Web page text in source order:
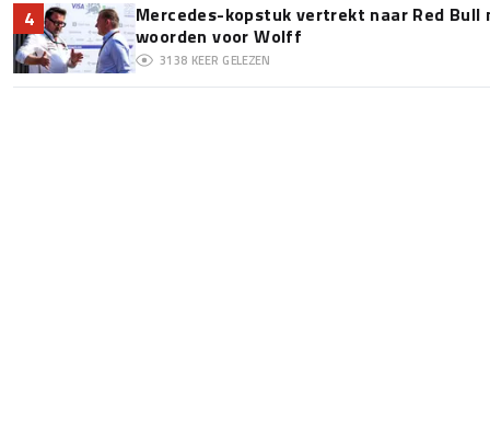
4
Mercedes-kopstuk vertrekt naar Red
woorden voor Wolff
3138 KEER GELEZEN